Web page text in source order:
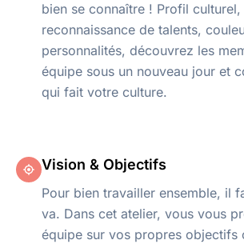
bien se connaître ! Profil
reconnaissance de talents,
personnalités, découvrez les
équipe sous un nouveau jour et
qui fait votre culture.
Vision & Objectifs
Pour bien travailler ensemble, il
va. Dans cet atelier, vous vous
équipe sur vos propres objectifs